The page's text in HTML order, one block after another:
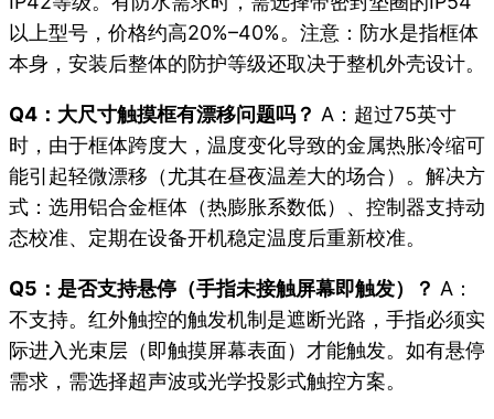
以上型号，价格约高20%–40%。注意：防水是指框体
本身，安装后整体的防护等级还取决于整机外壳设计。
Q4：大尺寸触摸框有漂移问题吗？ A：超过75英寸
时，由于框体跨度大，温度变化导致的金属热胀冷缩可
能引起轻微漂移（尤其在昼夜温差大的场合）。解决方
式：选用铝合金框体（热膨胀系数低）、控制器支持动
态校准、定期在设备开机稳定温度后重新校准。
Q5：是否支持悬停（手指未接触屏幕即触发）？ A：
不支持。红外触控的触发机制是遮断光路，手指必须实
际进入光束层（即触摸屏幕表面）才能触发。如有悬停
需求，需选择超声波或光学投影式触控方案。